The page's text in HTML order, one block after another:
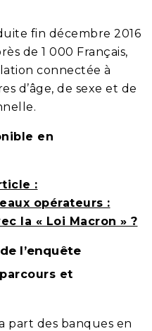
fin décembre 2016
de 1 000 Français,
connectée à
d’âge, de sexe et de
en
:
opérateurs :
la « Loi Macron » ?
l’enquête
et
part des banques en